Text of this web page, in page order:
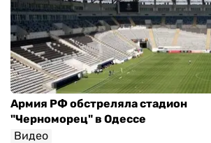
Армия РФ обстреляла стадион
"Черноморец" в Одессе
Видео